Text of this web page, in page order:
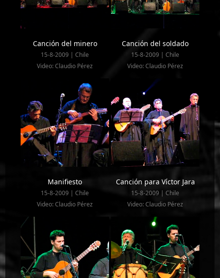
Canción del minero
15-8-2009 | Chile
Video: Claudio Pérez
Canción del soldado
15-8-2009 | Chile
Video: Claudio Pérez
Manifiesto
15-8-2009 | Chile
Video: Claudio Pérez
Canción para Víctor Jara
15-8-2009 | Chile
Video: Claudio Pérez